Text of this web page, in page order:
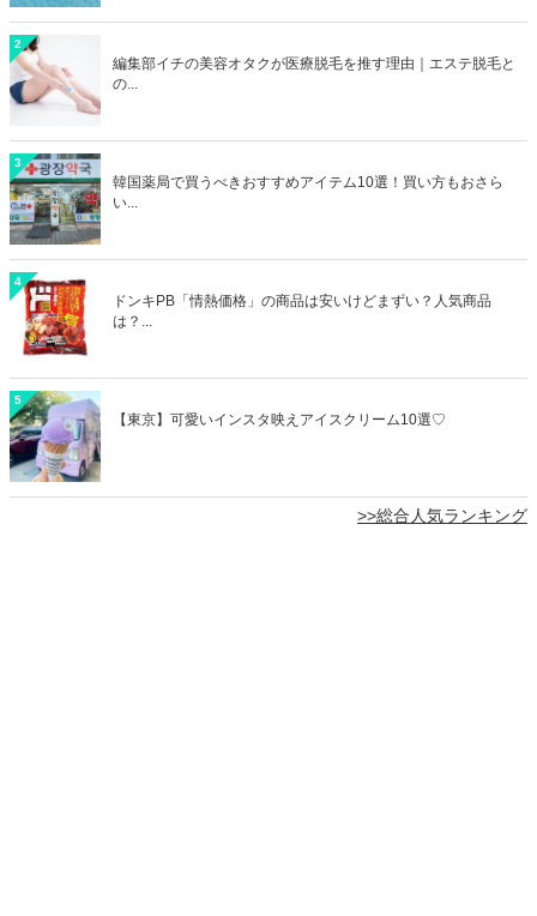
2
編集部イチの美容オタクが医療脱毛を推す理由｜エステ脱毛と
の...
3
韓国薬局で買うべきおすすめアイテム10選！買い方もおさら
い...
4
ドンキPB「情熱価格」の商品は安いけどまずい？人気商品
は？...
5
【東京】可愛いインスタ映えアイスクリーム10選♡
>>総合人気ランキング